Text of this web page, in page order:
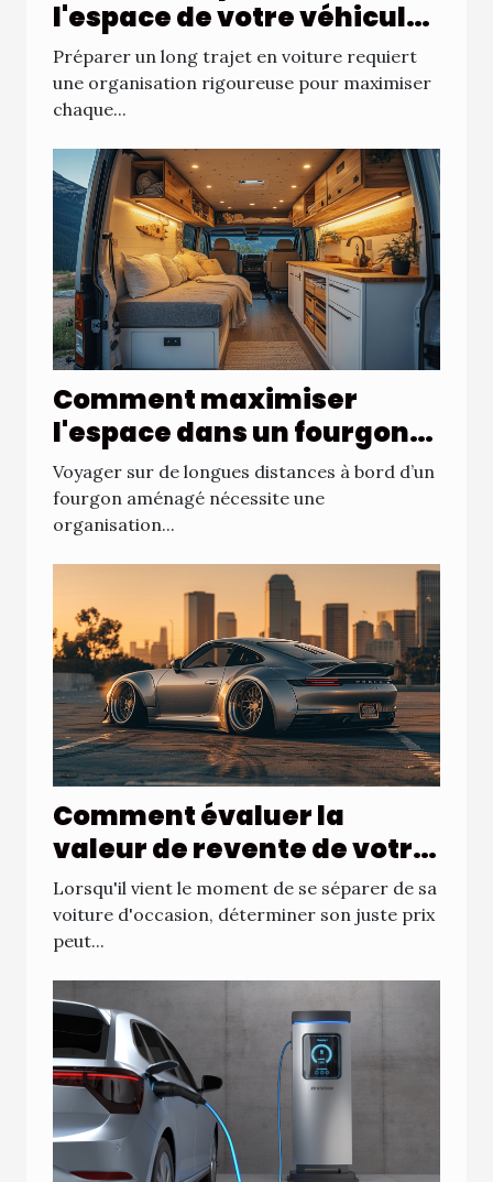
l'espace de votre véhicule
pour les longs trajets ?
Préparer un long trajet en voiture requiert
une organisation rigoureuse pour maximiser
chaque...
Comment maximiser
l'espace dans un fourgon
aménagé pour longs
voyages
Voyager sur de longues distances à bord d’un
fourgon aménagé nécessite une
organisation...
Comment évaluer la
valeur de revente de votre
voiture d'occasion
Lorsqu'il vient le moment de se séparer de sa
voiture d'occasion, déterminer son juste prix
peut...